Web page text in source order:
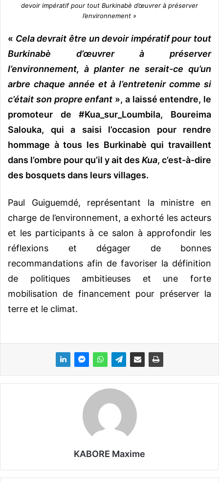
devoir impératif pour tout Burkinabè d’œuvrer à préserver
l’environnement »
« Cela devrait être un devoir impératif pour tout
Burkinabè d’œuvrer à préserver
l’environnement, à planter ne serait-ce qu’un
arbre chaque année et à l’entretenir comme si
c’était son propre enfant », a laissé entendre, le
promoteur de #Kua_sur_Loumbila, Boureima
Salouka, qui a saisi l’occasion pour rendre
hommage à tous les Burkinabè qui travaillent
dans l’ombre pour qu’il y ait des Kua, c’est-à-dire
des bosquets dans leurs villages.
Paul Guiguemdé, représentant la ministre en
charge de l’environnement, a exhorté les acteurs
et les participants à ce salon à approfondir les
réflexions et dégager de bonnes
recommandations afin de favoriser la définition
de politiques ambitieuses et une forte
mobilisation de financement pour préserver la
terre et le climat.
KABORE Maxime